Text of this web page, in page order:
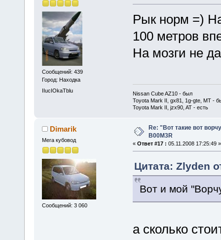
Сообщений: 439
Город: Находка
IIucIOkaTblu
Рык норм =)
100 метров
На мозги не
Nissan Cube AZ10 - был
Toyota Mark II, gx81, 1g-gte, MT -
Toyota Mark II, jzx90, AT - есть
Dimarik
Мега кубовод
Сообщений: 3 060
Re: "Вот такие вот
B00M3R
« Ответ #17 : 05.11.2008 17:25:49 »
Цитата: Zlyden
Вот и мой
а сколько